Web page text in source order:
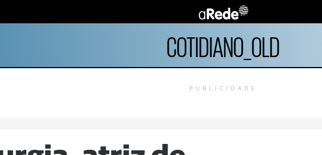
COTIDIANO_OLD
PUBLICIDADE